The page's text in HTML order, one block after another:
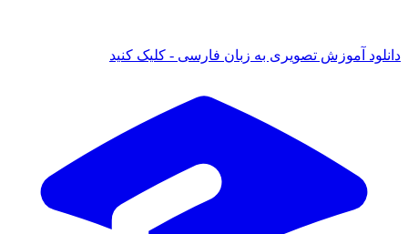
آموزش تصویری به زبان فارسی - کلیک کنید